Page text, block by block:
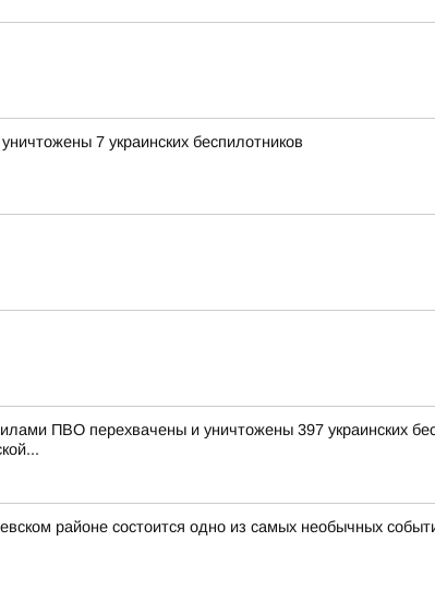
7 украинских беспилотников
ПВО перехвачены и уничтожены 397 украинских
районе состоится одно из самых необычных